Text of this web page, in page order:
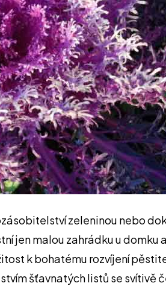
zeleninou nebo
jen malou zahrádku u
k bohatému rozvíjení
šťavnatých listů se